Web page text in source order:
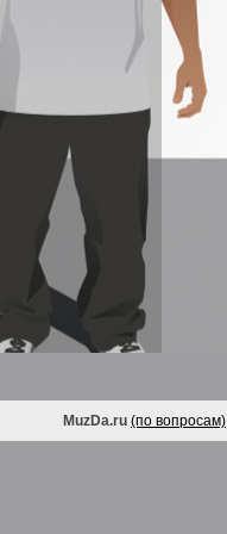
MuzDa.ru (по вопросам)